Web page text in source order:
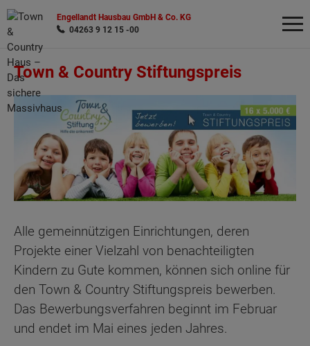
Engellandt Hausbau GmbH & Co. KG
04263 9 12 15 -00
Town & Country Stiftungspreis
Alle gemeinnützigen Einrichtungen, deren
Projekte einer Vielzahl von benachteiligten
Kindern zu Gute kommen, können sich online für
den Town & Country Stiftungspreis bewerben.
Das Bewerbungsverfahren beginnt im Februar
und endet im Mai eines jeden Jahres.
Wonach möchten Sie suchen?